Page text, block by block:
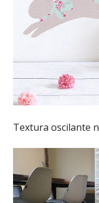
Textura oscilante